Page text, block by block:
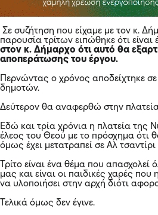
Σε συζήτηση που είχαμε με τον κ.
παρουσία τρίτων ειπώθηκε ότι είναι
στον κ. Δήμαρχο ότι αυτό θα
αποπεράτωσης του έργου.
Περνώντας ο χρόνος αποδείχτηκε
δημοτών.
Δεύτερον θα αναφερθώ στην πλατεία
Εδώ και τρία χρόνια η πλατεία της
έλεος του Θεού με το πρόσχημα ότι
όμως έχει μετατραπεί σε Αλ τσαντίρι
Τρίτο είναι ένα θέμα που
μας και είναι οι παιδικές χαρές που
να υλοποιήσει στην αρχή διότι
Τελικά όμως δεν έγινε.